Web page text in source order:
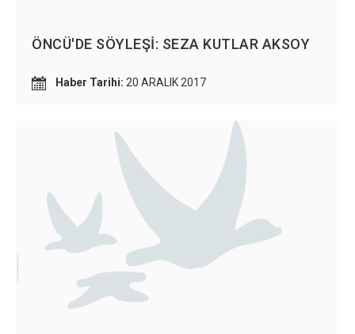
ÖNCÜ'DE SÖYLEŞİ: SEZA KUTLAR AKSOY
Haber Tarihi: 20 ARALIK 2017